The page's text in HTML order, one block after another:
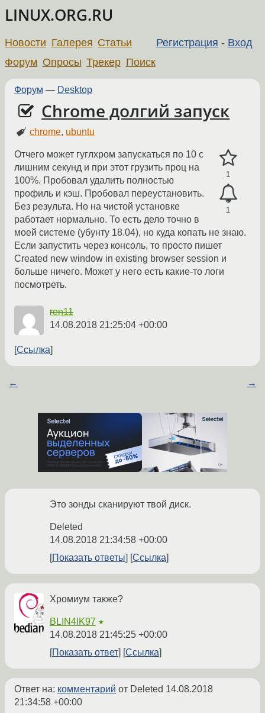
LINUX.ORG.RU
Регистрация - Вход
Новости Галерея Статьи
Форум Опросы Трекер Поиск
Форум — Desktop
Chrome долгий запуск
chrome, ubuntu
1
1
Отчего может гуглxром запускаться по 10 с
лишним секунд и при этот грузить проц на
100%. Пробовал удалить полностью
профиль и кэш. Пробовал переустановить.
Без результа. Но на чистой установке
работает нормально. То есть дело точно в
моей системе (убунту 18.04), но куда копать не знаю.
Если запустить через консоль, то просто пишет
Created new window in existing browser session и
больше ничего. Может у него есть какие-то логи
посмотреть.
ren11
14.08.2018 21:25:04 +00:00
Ссылка
← →
Это зонды сканируют твой диск.
Deleted
14.08.2018 21:34:58 +00:00
Показать ответы
Ссылка
Хромиум также?
BLIN4IK97 ★
14.08.2018 21:45:25 +00:00
Показать ответ
Ссылка
Ответ на: комментарий от Deleted 14.08.2018
21:34:58 +00:00